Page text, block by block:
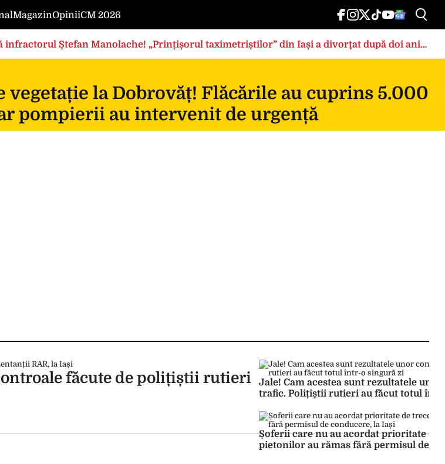
MagazinOpiniiCM 2026
infractorul Ștefan Manolache! „Prințișorul taximetriștilor” din Iași a divorţat după doi ani
vegetație la Dobrovăț! Flăcările au cuprins 5.000
pompierii au intervenit de urgență
făcute de polițiștii rutieri
Jale! Cam acestea sunt rezultatele
trafic. Polițiștii rutieri au făcut totul
Șoferii care nu au acordat prioritate de
pietonilor au rămas fără permisul de